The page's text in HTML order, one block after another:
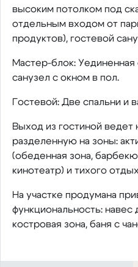
высоким потолком под
отдельным входом от
продуктов), гостевой
Мастер-блок: Уединенная
санузел с окном в пол.
Гостевой: Две спальни и
Выход из гостиной ведет
разделенную на зоны:
(обеденная зона,
кинотеатр) и тихого
На участке продумана
функциональность: навес
костровая зона, баня с